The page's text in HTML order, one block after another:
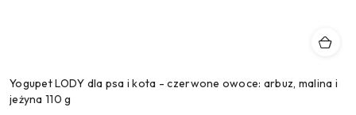
Yogupet LODY dla psa i kota - czerwone owoce: arbuz, malina i
jeżyna 110 g